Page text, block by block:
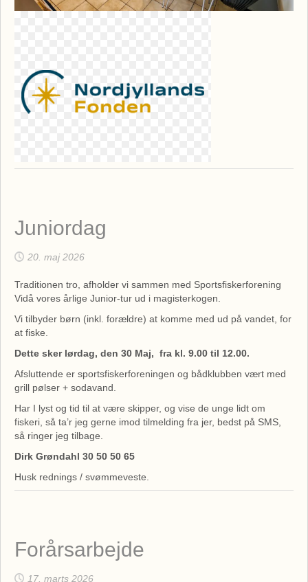
Juniordag
20. maj 2026
Traditionen tro, afholder vi sammen med Sportsfiskerforening
Vidå vores årlige Junior-tur ud i magisterkogen.
Vi tilbyder børn (inkl. forældre) at komme med ud på vandet, for
at fiske.
Dette sker lørdag, den 30 Maj, fra kl. 9.00 til 12.00.
Afsluttende er sportsfiskerforeningen og bådklubben vært med
grill pølser + sodavand.
Har I lyst og tid til at være skipper, og vise de unge lidt om
fiskeri, så ta’r jeg gerne imod tilmelding fra jer, bedst på SMS,
så ringer jeg tilbage.
Dirk Grøndahl 30 50 50 65
Husk rednings / svømmeveste.
Forårsarbejde
17. marts 2026